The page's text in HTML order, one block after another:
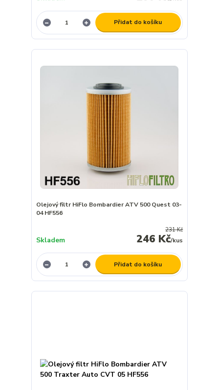
Přidat do košíku
Olejový filtr HiFlo Bombardier ATV 500 Quest 03-
04 HF556
231 Kč
246 Kč/kus
Skladem
Přidat do košíku